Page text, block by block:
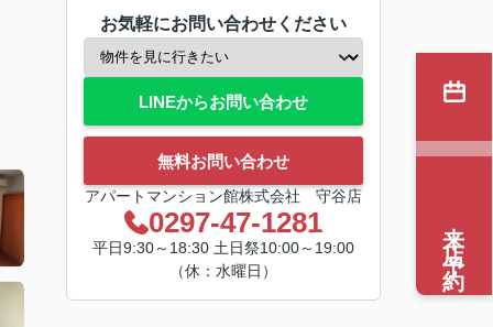
お気軽にお問い合わせください
LINEからお問い合わせ
無料お問い合わせ
アパートマンション館株式会社 守谷店
0297-47-1281
平日9:30～18:30 土日祭10:00～19:00
（休：水曜日）
来店予約